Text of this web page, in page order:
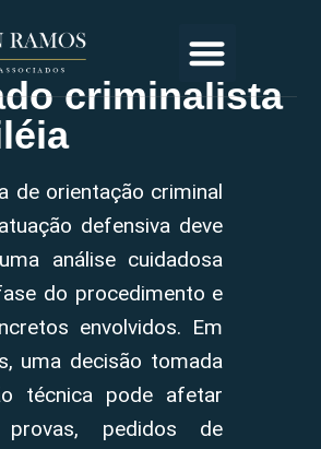
criminalista
de orientação criminal
defensiva deve
análise cuidadosa
do procedimento e
envolvidos. Em
uma decisão tomada
técnica pode afetar
provas, pedidos de